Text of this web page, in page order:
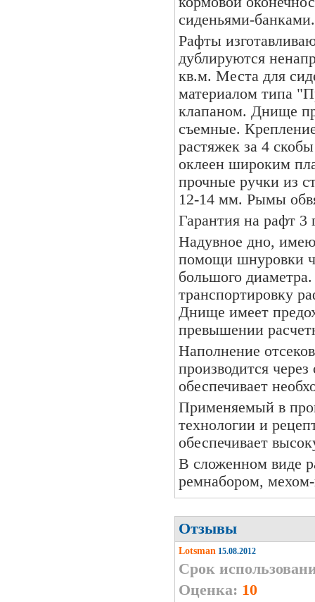
сиденьями-банками.
Рафты
дублируются
кв.м. Места для
материалом типа
клапаном. Днище
съемные.
растяжек за 4
оклеен широким
прочные ручки из
12-14 мм. Рымы
Гарантия на рафт 3
Надувное дно,
помощи шнуровки
большого
транспортировку
Днище имеет
превышении
Наполнение
производится
обеспечивает
Применяемый в
технологии и
обеспечивает
В сложенном виде
ремнабором,
Отзывы
Lotsman 15.08.2012
Срок
Оценка: 10